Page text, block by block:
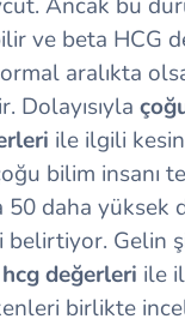
ve beta HCG
aralıkta
Dolayısıyla
ile ilgili
bilim insanı
50 daha yüksek
belirtiyor. Gelin
değerleri ile
birlikte